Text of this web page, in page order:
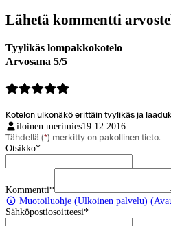
Lähetä kommentti
Tyylikäs lompakkokotelo
Arvosana 5/5
Kotelon ulkonäkö erittäin tyylikäs ja
iloinen merimies19.12.2016
Tähdellä (*) merkitty on pakollinen tieto.
Otsikko*
Kommentti*
Muotoiluohje (Ulkoinen palvelu)
Sähköpostiosoitteesi*